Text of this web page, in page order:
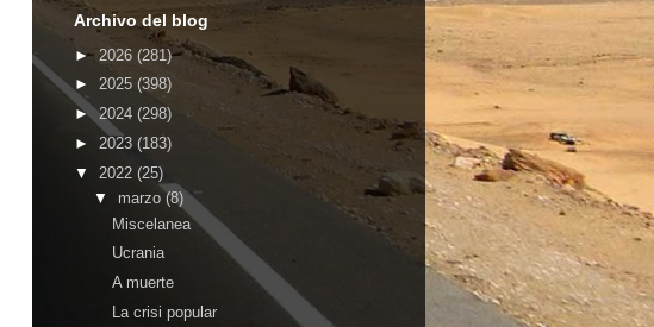
Archivo del blog
► 2026 (281)
► 2025 (398)
►2024 (298)
► 2023 (183)
▼ 2022 (25)
▼ marzo (8)
Miscelanea
Ucrania
A muerte
La crisi popular